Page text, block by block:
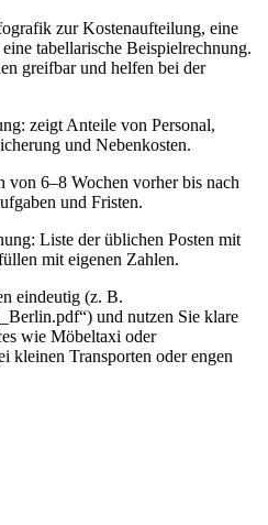
zur Kostenaufteilung, eine
tabellarische Beispielrechnung.
greifbar und helfen bei der
zeigt Anteile von Personal,
und Nebenkosten.
von 6–8 Wochen vorher bis nach
und Fristen.
Liste der üblichen Posten mit
mit eigenen Zahlen.
eindeutig (z. B.
und nutzen Sie klare
wie Möbeltaxi oder
kleinen Transporten oder engen